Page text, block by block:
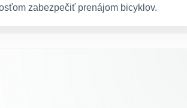
zabezpečiť prenájom bicyklov.